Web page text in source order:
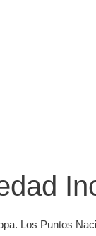
Los Puntos